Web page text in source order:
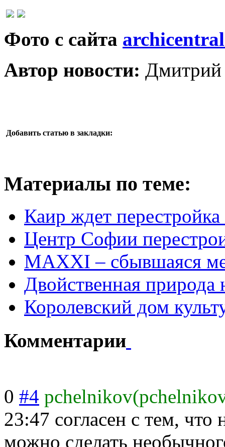
Фото с сайта
Автор новости: Дмитрий
Добавить статью в закладки:
Материалы по теме:
Каир ждет
Центр Софии
MAXXI – сбывшаяся
Двойственная природа
Королевский дом
Комментарии
0 #4
23:47 согласен с тем,
можно сделать